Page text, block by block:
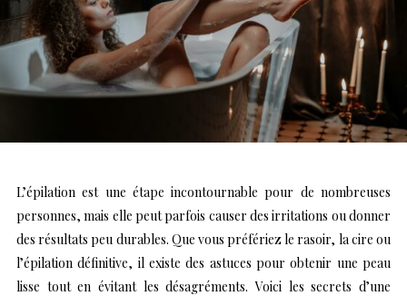
L’épilation est une étape incontournable pour de nombreuses
personnes, mais elle peut parfois causer des irritations ou donner
des résultats peu durables. Que vous préfériez le rasoir, la cire ou
l’épilation définitive, il existe des astuces pour obtenir une peau
lisse tout en évitant les désagréments. Voici les secrets d’une